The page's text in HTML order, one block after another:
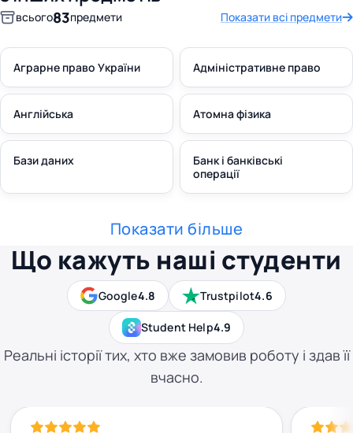
всього83предмети Показати всі предмети
Аграрне право України Адміністративне право
Англійська Атомна фізика
Бази даних
Банк і банківські
операції
Показати більше
Google4.8 Trustpilot4.6
Student Help4.9
Що кажуть наші студенти
Реальні історії тих, хто вже замовив роботу і здав її
вчасно.